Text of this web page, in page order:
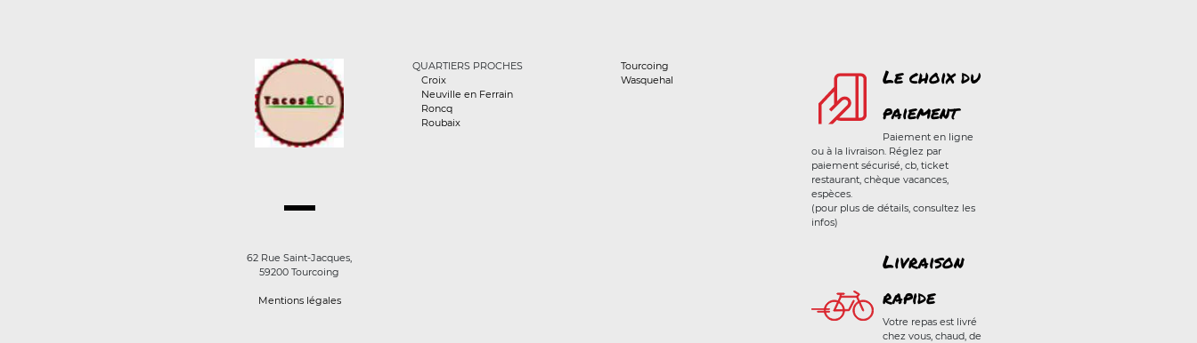
62 Rue Saint-Jacques,
59200 Tourcoing
Mentions légales
QUARTIERS PROCHES
Croix
Neuville en Ferrain
Roncq
Roubaix
Tourcoing
Wasquehal
Le choix du
paiement
Paiement en ligne
ou à la livraison. Réglez par
paiement sécurisé, cb, ticket
restaurant, chèque vacances,
espèces.
(pour plus de détails, consultez les
infos)
Livraison
rapide
Votre repas est livré
chez vous, chaud, de